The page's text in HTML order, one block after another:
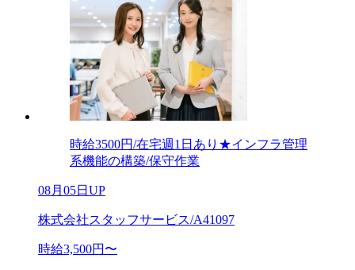
時給3500円/在宅週1日あり★インフラ管理
系機能の構築/保守作業
08月05日UP
株式会社スタッフサービス/A41097
時給3,500円〜